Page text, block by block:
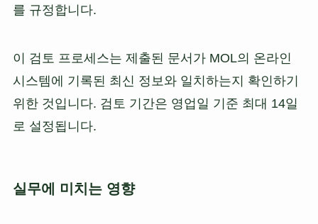
를 규정합니다.
이 검토 프로세스는 제출된 문서가 MOL의 온라인
시스템에 기록된 최신 정보와 일치하는지 확인하기
위한 것입니다. 검토 기간은 영업일 기준 최대 14일
로 설정됩니다.
실무에 미치는 영향